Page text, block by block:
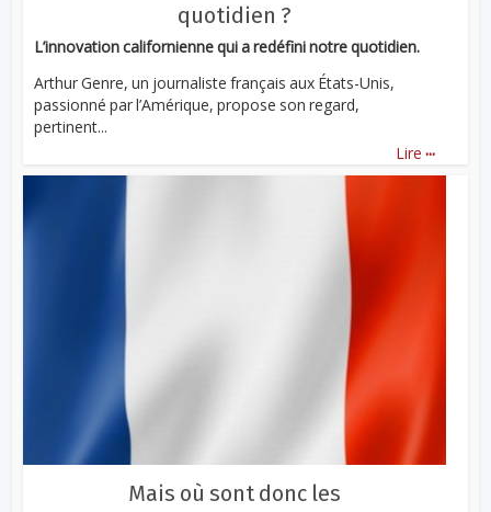
quotidien ?
L’innovation californienne qui a redéfini notre quotidien.
Arthur Genre, un journaliste français aux États-Unis,
passionné par l’Amérique, propose son regard,
pertinent...
Lire ...
Mais où sont donc les